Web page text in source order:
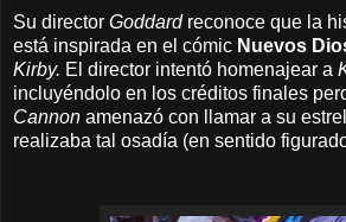
Su director Goddardreconoce que la
está inspirada en el cómic Nuevos
Kirby. El director intentó homenajear a
incluyéndolo en los créditos finales
Cannon amenazó con llamar a su
realizaba tal osadía (en sentido